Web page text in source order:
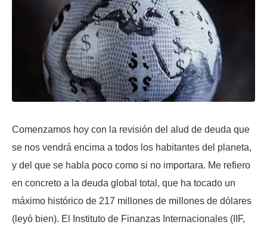
Comenzamos hoy con la revisión del alud de deuda que
se nos vendrá encima a todos los habitantes del planeta,
y del que se habla poco como si no importara. Me refiero
en concreto a la deuda global total, que ha tocado un
máximo histórico de 217 millones de millones de dólares
(leyó bien). El Instituto de Finanzas Internacionales (IIF,